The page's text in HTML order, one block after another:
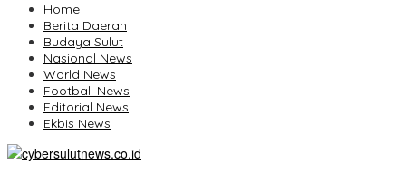
Home
Berita Daerah
Budaya Sulut
Nasional News
World News
Football News
Editorial News
Ekbis News